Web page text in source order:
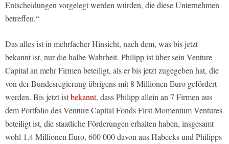
Entscheidungen vorgelegt werden würden, die diese Unternehmen
betreffen.“
Das alles ist in mehrfacher Hinsicht, nach dem, was bis jetzt
bekannt ist, nur die halbe Wahrheit. Philipp ist über sein Venture
Capital an mehr Firmen beteiligt, als er bis jetzt zugegeben hat, die
von der Bundesregierung übrigens mit 8 Millionen Euro gefördert
werden. Bis jetzt istbekannt, dass Philipp allein an 7 Firmen aus
dem Portfolio des Venture Capital Fonds First Momentum Ventures
beteiligt ist, die staatliche Förderungen erhalten haben, insgesamt
wohl 1,4 Millionen Euro, 600 000 davon aus Habecks und Philipps